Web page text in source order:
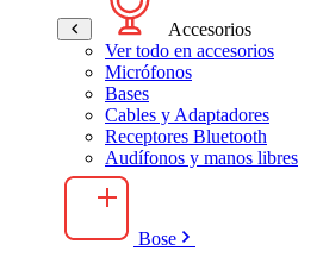
Accesorios
Ver todo en accesorios
Micrófonos
Bases
Cables y Adaptadores
Receptores Bluetooth
Audífonos y manos libres
Bose